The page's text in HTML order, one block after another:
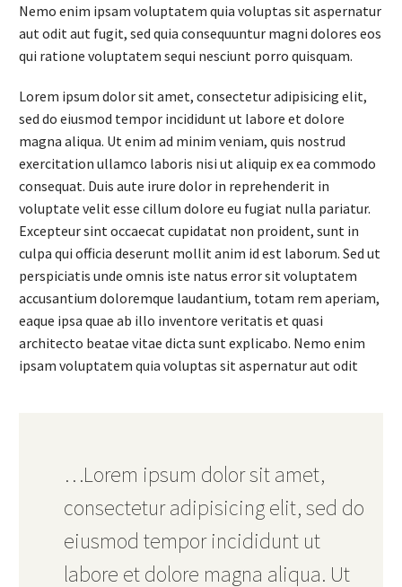
Nemo enim ipsam voluptatem quia voluptas sit aspernatur
aut odit aut fugit, sed quia consequuntur magni dolores eos
qui ratione voluptatem sequi nesciunt porro quisquam.
Lorem ipsum dolor sit amet, consectetur adipisicing elit,
sed do eiusmod tempor incididunt ut labore et dolore
magna aliqua. Ut enim ad minim veniam, quis nostrud
exercitation ullamco laboris nisi ut aliquip ex ea commodo
consequat. Duis aute irure dolor in reprehenderit in
voluptate velit esse cillum dolore eu fugiat nulla pariatur.
Excepteur sint occaecat cupidatat non proident, sunt in
culpa qui officia deserunt mollit anim id est laborum. Sed ut
perspiciatis unde omnis iste natus error sit voluptatem
accusantium doloremque laudantium, totam rem aperiam,
eaque ipsa quae ab illo inventore veritatis et quasi
architecto beatae vitae dicta sunt explicabo. Nemo enim
ipsam voluptatem quia voluptas sit aspernatur aut odit
…Lorem ipsum dolor sit amet,
consectetur adipisicing elit, sed do
eiusmod tempor incididunt ut
labore et dolore magna aliqua. Ut